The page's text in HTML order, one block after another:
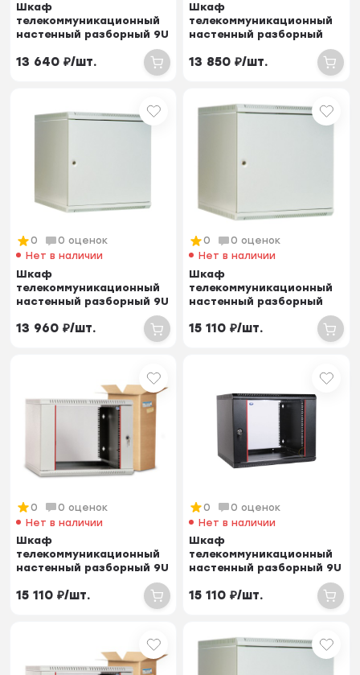
Шкаф
телекоммуникационный
настенный разборный 9U
(600х520) дверь стекло,
цвет...
13 640 ₽/шт.
Шкаф
телекоммуникационный
настенный разборный
металл
13 850 ₽/шт.
0
0 оценок
Нет в наличии
Шкаф
телекоммуникационный
настенный разборный 9U
(600х650) дверь металл
13 960 ₽/шт.
0
0 оценок
Нет в наличии
Шкаф
телекоммуникационный
настенный разборный
металл
15 110 ₽/шт.
0
0 оценок
Нет в наличии
Шкаф
телекоммуникационный
настенный разборный 9U
(600х650) дверь стекло
15 110 ₽/шт.
0
0 оценок
Нет в наличии
Шкаф
телекоммуникационный
настенный разборный 9U
(600х650) дверь стекло,
цвет...
15 110 ₽/шт.